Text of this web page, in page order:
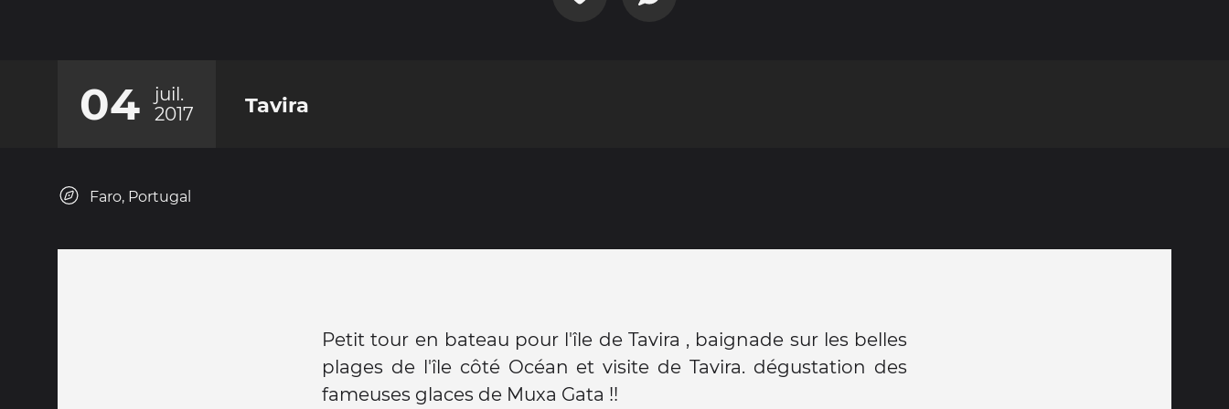
04
juil.
2017
Tavira
Faro, Portugal
Petit tour en bateau pour l'île de Tavira , baignade sur les belles
plages de l'île côté Océan et visite de Tavira. dégustation des
fameuses glaces de Muxa Gata !!